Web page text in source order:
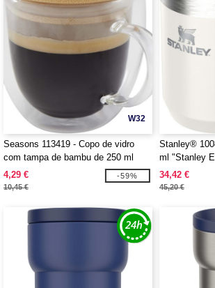
W32
Seasons 113419 - Copo de vidro
com tampa de bambu de 250 ml
"Lenora"
4,29 €
10,45 €
-59%
Stanley®
ml "Stanley
34,42 €
45,20 €